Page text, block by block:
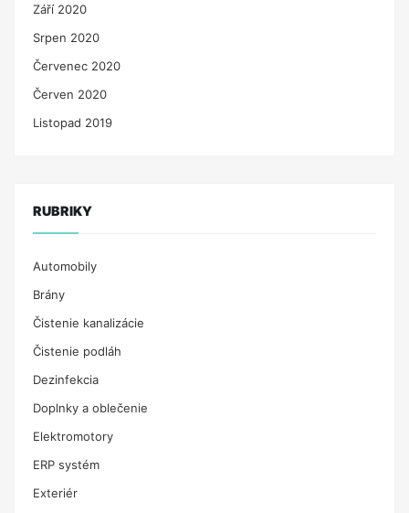
Září 2020
Srpen 2020
Červenec 2020
Červen 2020
Listopad 2019
RUBRIKY
Automobily
Brány
Čistenie kanalizácie
Čistenie podláh
Dezinfekcia
Doplnky a oblečenie
Elektromotory
ERP systém
Exteriér